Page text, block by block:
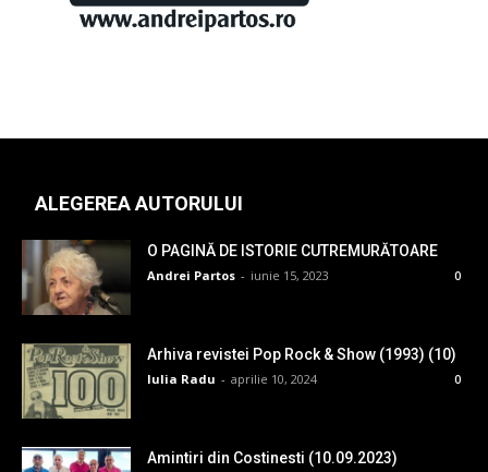
ALEGEREA AUTORULUI
O PAGINĂ DE ISTORIE CUTREMURĂTOARE
Andrei Partos - iunie 15, 2023 0
Arhiva revistei Pop Rock & Show (1993) (10)
Iulia Radu - aprilie 10, 2024 0
Amintiri din Costinesti (10.09.2023)